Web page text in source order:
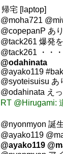
帰宅 [laptop]
@moha721
@copepanP あ
@tack261 爆発
@tack261 ・・
@odahinata
@ayako119
@syoteisuisu あ
@odahinata え
RT @Hirugami:
@nyonmyon 誕
@ayako119
@ayako119